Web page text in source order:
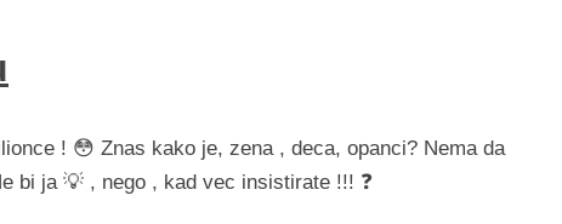
! 😳 Znas kako je, zena , deca, opanci? Nema da
bi ja 💡 , nego , kad vec insistirate !!! ❓